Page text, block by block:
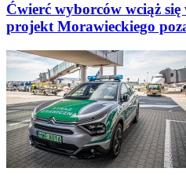
Ćwierć wyborców wciąż
projekt Morawieckiego